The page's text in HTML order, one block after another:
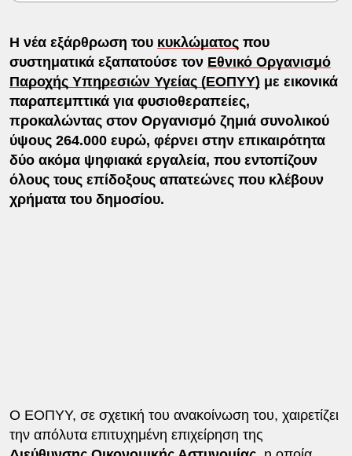
Η νέα εξάρθρωση του κυκλώματοςπου
συστηματικά εξαπατούσε τον Εθνικό Οργανισμό
Παροχής Υπηρεσιών Υγείας (ΕΟΠΥΥ) με εικονικά
παραπεμπτικά για φυσιοθεραπείες,
προκαλώντας στον Οργανισμό ζημιά συνολικού
ύψους 264.000 ευρώ, φέρνει στην επικαιρότητα
δύο ακόμα ψηφιακά εργαλεία, που εντοπίζουν
όλους τους επίδοξους απατεώνες που κλέβουν
χρήματα του δημοσίου.
Ο ΕΟΠΥΥ, σε σχετική του ανακοίνωση του, χαιρετίζει
την απόλυτα επιτυχημένη επιχείρηση της